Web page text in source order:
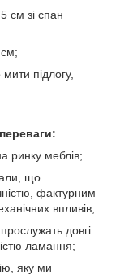
см зі спан
підлогу,
ринку меблів;
що
фактурним
впливів;
довгі
ламання;
яку ми